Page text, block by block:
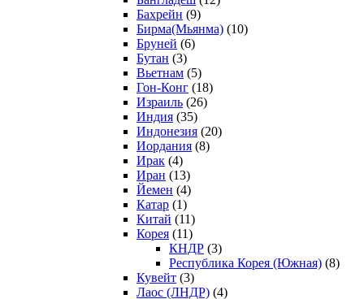
Бахрейн (9)
Бирма(Мьянма) (10)
Бруней (6)
Бутан (3)
Вьетнам (5)
Гон-Конг (18)
Израиль (26)
Индия (35)
Индонезия (20)
Иордания (8)
Ирак (4)
Иран (13)
Йемен (4)
Катар (1)
Китай (11)
Корея (11)
КНДР (3)
Республика Корея (Южная) (8)
Кувейт (3)
Лаос (ЛНДР) (4)